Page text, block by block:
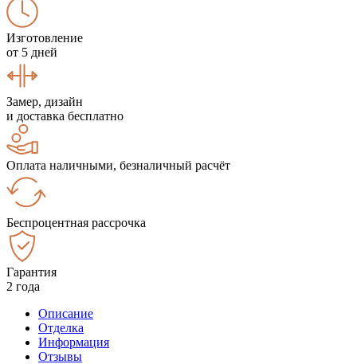
Изготовление
от 5 дней
Замер, дизайн
и доставка бесплатно
Оплата наличными, безналичный расчёт
Беспроцентная рассрочка
Гарантия
2 года
Описание
Отделка
Информация
Отзывы